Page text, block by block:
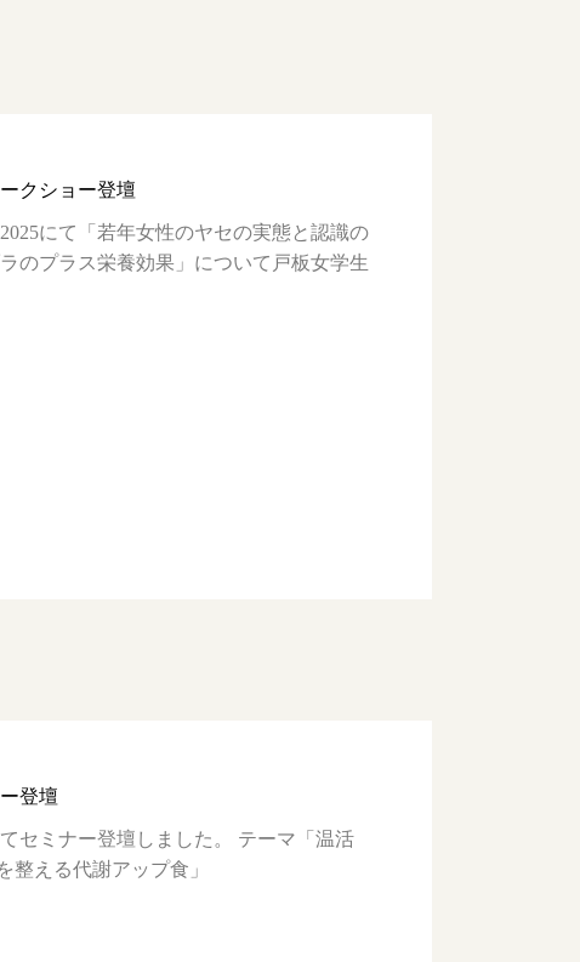
クショー登壇
にて「若年女性のヤセの実態と認識の
のプラス栄養効果」について戸板女学生
登壇
セミナー登壇しました。 テーマ「温活
整える代謝アップ食」